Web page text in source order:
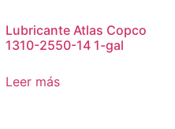
Lubricante Atlas Copco
1310-2550-14 1-gal
Leer más